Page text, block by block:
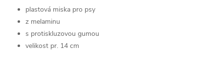
plastová miska pro psy
z melaminu
s protiskluzovou gumou
velikost pr. 14 cm